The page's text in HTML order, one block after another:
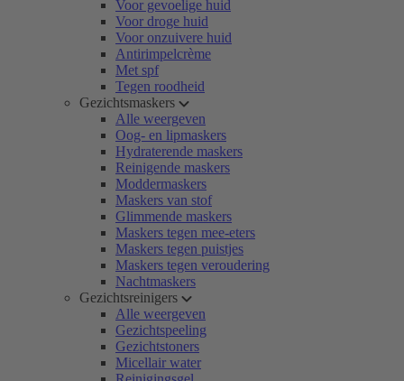
Voor gevoelige huid
Voor droge huid
Voor onzuivere huid
Antirimpelcrème
Met spf
Tegen roodheid
Gezichtsmaskers
Alle weergeven
Oog- en lipmaskers
Hydraterende maskers
Reinigende maskers
Moddermaskers
Maskers van stof
Glimmende maskers
Maskers tegen mee-eters
Maskers tegen puistjes
Maskers tegen veroudering
Nachtmaskers
Gezichtsreinigers
Alle weergeven
Gezichtspeeling
Gezichtstoners
Micellair water